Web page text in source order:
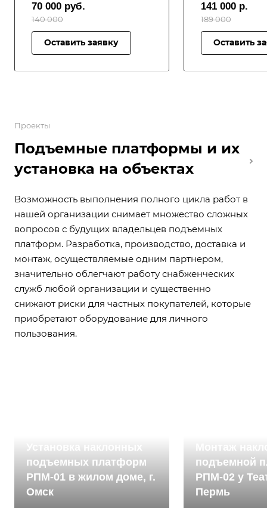
70 000 руб.
140 000
Оставить заявку
141 000 р.
189 000
Оставить
Проекты
Подъемные платформы и их
установка на объектах
Возможность выполнения полного цикла работ в
нашей организации снимает множество сложных
вопросов с будущих владельцев подъемных
платформ. Разработка, производство, доставка и
монтаж, осуществляемые одним партнером,
значительно облегчают работу снабженческих
служб любой организации и существенно
снижают риски для частных покупателей, которые
приобретают оборудование для личного
пользования.
Установка наклонных
подъемных платформ
РПМ-01 в жилом доме, г.
Омск
Монтаж
подъемной
РПМ-02 у
Пермь